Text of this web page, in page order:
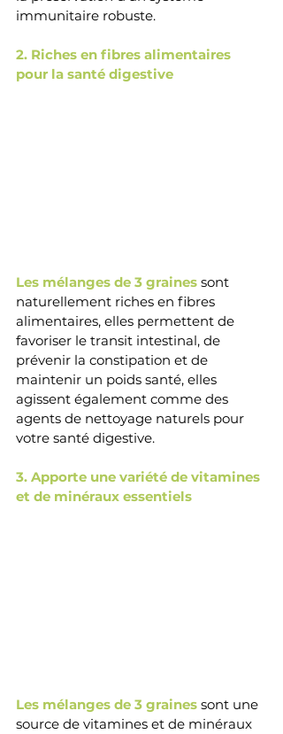
immunitaire robuste.
2. Riches en fibres alimentaires
pour la santé digestive
Les mélanges de 3 graines sont
naturellement riches en fibres
alimentaires, elles permettent de
favoriser le transit intestinal, de
prévenir la constipation et de
maintenir un poids santé, elles
agissent également comme des
agents de nettoyage naturels pour
votre santé digestive.
3. Apporte une variété de vitamines
et de minéraux essentiels
Les mélanges de 3 graines sont une
source de vitamines et de minéraux